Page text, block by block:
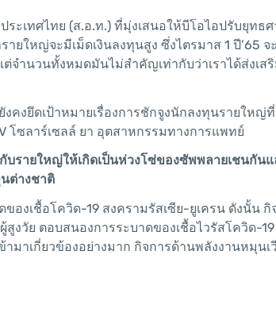
ะเทศไทย (ส.อ.ท.) ที่มุ่งเสนอให้บีโอไอปรับยุทธ
ใหญ่จะมีเม็ดเงินลงทุนสูง ซึ่งไตรมาส 1 ปี’65 จ
จำนวนทั้งหมดมันไม่สำคัญเท่ากับว่าเราได้ส่งเส
คงยึดเป้าหมายเรื่องการชักจูงนักลงทุนรายใหญ่
ซลาร์เซลล์ ยา อุตสาหกรรมทางการแพทย์
บรายใหญ่ให้เกิดเป็นห่วงโซ่ของซัพพลายเชนกัน
ต่างชาติ
งเชื้อโควิด-19 สงครามรัสเซีย-ยูเครน ดังนั้น กิ
วัย ตอบสนองการระบาดของเชื้อไวรัสโควิด-
าเกี่ยวข้องอย่างมาก กิจการด้านพลังงานหมุนเ